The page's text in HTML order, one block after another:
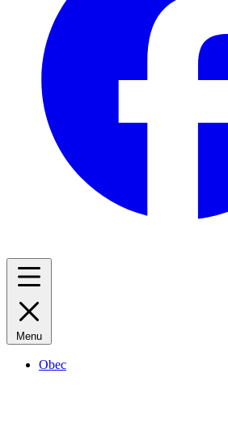
Menu
Obec